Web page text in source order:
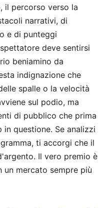
il percorso verso la
narrativi, di
e di punteggi
deve sentirsi
beniamino da
indignazione che
spalle o la velocità
sul podio, ma
di pubblico che prima
questione. Se analizzi
ti accorgi che il
Il vero premio è
un mercato sempre più